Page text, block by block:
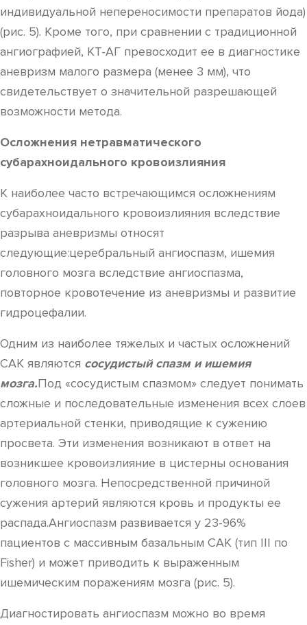
индивидуальной непереносимости препаратов йода)
(рис. 5). Кроме того, при сравнении с традиционной
ангиографией, КТ-АГ превосходит ее в диагностике
аневризм малого размера (менее 3 мм), что
свидетельствует о значительной разрешающей
возможности метода.
Осложнения нетравматического
субарахноидального кровоизлияния
К наиболее часто встречающимся осложнениям
субарахноидального кровоизлияния вследствие
разрыва аневризмы относят
следующие:церебральный ангиоспазм, ишемия
головного мозга вследствие ангиоспазма,
повторное кровотечение из аневризмы и развитие
гидроцефалии.
Одним из наиболее тяжелых и частых осложнений
САК являются сосудистый спазм и ишемия
мозга.Под «сосудистым спазмом» следует понимать
сложные и последовательные изменения всех слоев
артериальной стенки, приводящие к сужению
просвета. Эти изменения возникают в ответ на
возникшее кровоизлияние в цистерны основания
головного мозга. Непосредственной причиной
сужения артерий являются кровь и продукты ее
распада.Ангиоспазм развивается у 23-96%
пациентов с массивным базальным САК (тип III по
Fisher) и может приводить к выраженным
ишемическим поражениям мозга (рис. 5).
Диагностировать ангиоспазм можно во время